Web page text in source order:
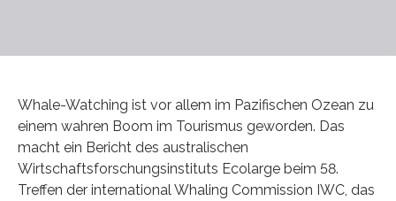
Whale-Watching ist vor allem im Pazifischen Ozean zu
einem wahren Boom im Tourismus geworden. Das
macht ein Bericht des australischen
Wirtschaftsforschungsinstituts Ecolarge beim 58.
Treffen der international Whaling Commission IWC, das